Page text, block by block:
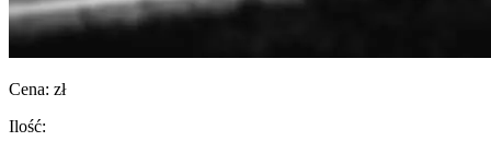
Cena: zł
Ilość: